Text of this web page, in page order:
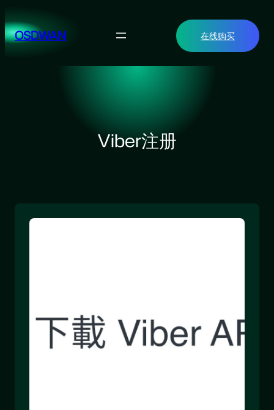
至
内OSDWAN 在线购买
Viber注册